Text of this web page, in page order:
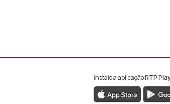
Facebook da RTP África
ao Instagram da RTP África
ao YouTube da RTP
Instale a aplicaçãoRTP